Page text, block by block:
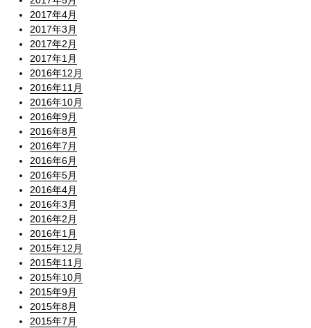
2017年4月
2017年3月
2017年2月
2017年1月
2016年12月
2016年11月
2016年10月
2016年9月
2016年8月
2016年7月
2016年6月
2016年5月
2016年4月
2016年3月
2016年2月
2016年1月
2015年12月
2015年11月
2015年10月
2015年9月
2015年8月
2015年7月